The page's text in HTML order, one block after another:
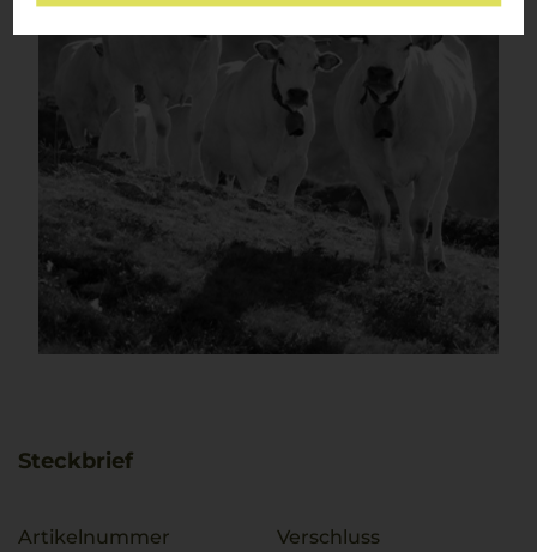
Steckbrief
Artikelnummer
Verschluss